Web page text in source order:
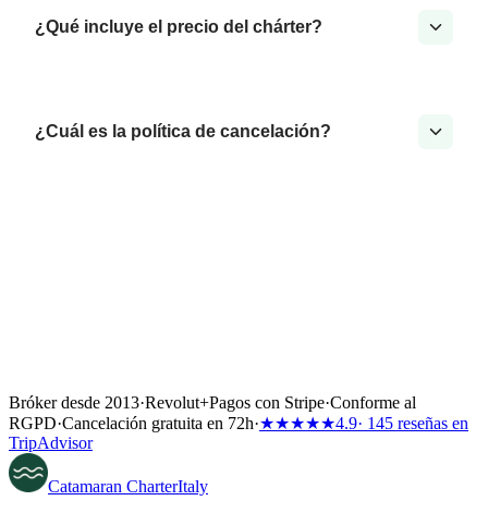
¿Qué incluye el precio del chárter?
¿Cuál es la política de cancelación?
Bróker desde 2013·Revolut+Pagos con Stripe·Conforme al
RGPD·Cancelación gratuita en 72h·★★★★★4.9· 145 reseñas en
TripAdvisor
Catamaran CharterItaly